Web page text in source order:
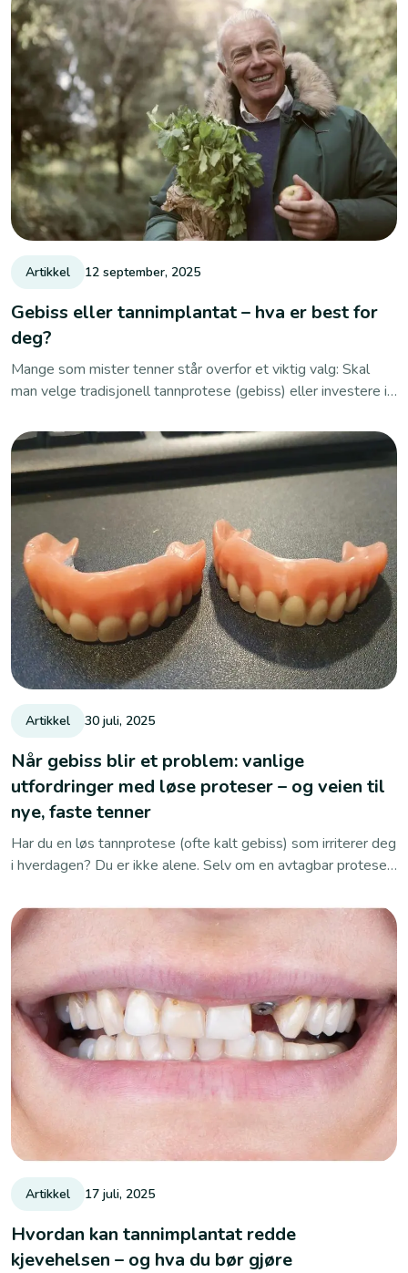
Artikkel 12 september, 2025
Gebiss eller tannimplantat – hva er best for
deg?
Mange som mister tenner står overfor et viktig valg: Skal
man velge tradisjonell tannprotese (gebiss) eller investere i
tenner, men forskjellen i komfort, funksjon og langtidseffekt
er stor.
Artikkel 30 juli, 2025
Når gebiss blir et problem: vanlige
utfordringer med løse proteser – og veien til
nye, faste tenner
Har du en løs tannprotese (ofte kalt gebiss) som irriterer deg
i hverdagen? Du er ikke alene. Selv om en avtagbar protese
pasienter alt fra redusert smaksopplevelse til sosial
usikkerhet. I dette innlegget går vi gjennom de vanligste
ulempene – og viser hvordan tannimplantat kan gi deg nye
faste tenner som både føles og ser naturlige ut.
Artikkel 17 juli, 2025
Hvordan kan tannimplantat redde
kjevehelsen – og hva du bør gjøre